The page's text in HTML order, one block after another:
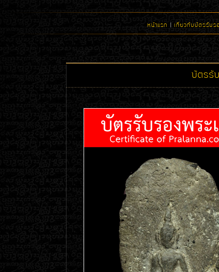
หน้าแรก เกี่ยวกับบัตรรับร
บัตรรั